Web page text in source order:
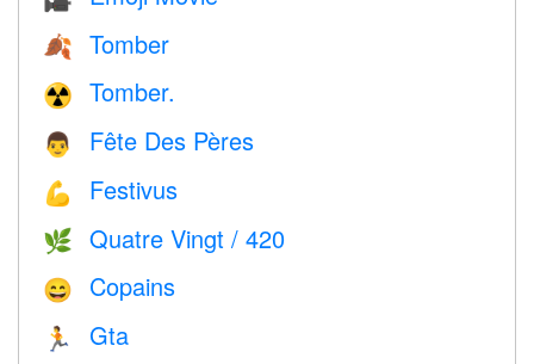
🍂 Tomber
☢️ Tomber.
👨 Fête Des Pères
💪 Festivus
🌿 Quatre Vingt / 420
😄 Copains
🏃 Gta